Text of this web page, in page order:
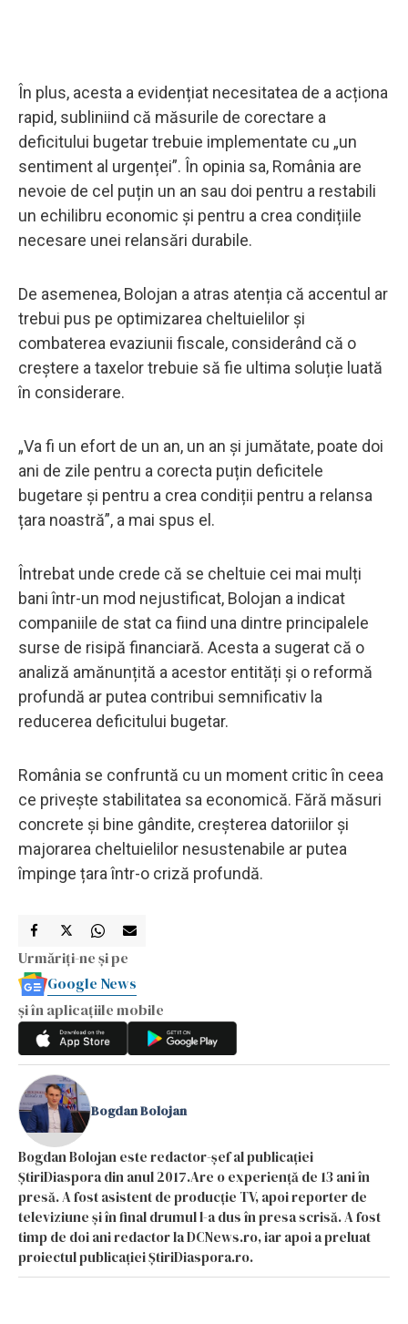
În plus, acesta a evidențiat necesitatea de a acționa
rapid, subliniind că măsurile de corectare a
deficitului bugetar trebuie implementate cu „un
sentiment al urgenței”. În opinia sa, România are
nevoie de cel puțin un an sau doi pentru a restabili
un echilibru economic și pentru a crea condițiile
necesare unei relansări durabile.
De asemenea, Bolojan a atras atenția că accentul ar
trebui pus pe optimizarea cheltuielilor și
combaterea evaziunii fiscale, considerând că o
creștere a taxelor trebuie să fie ultima soluție luată
în considerare.
„Va fi un efort de un an, un an și jumătate, poate doi
ani de zile pentru a corecta puțin deficitele
bugetare și pentru a crea condiții pentru a relansa
țara noastră”, a mai spus el.
Întrebat unde crede că se cheltuie cei mai mulți
bani într-un mod nejustificat, Bolojan a indicat
companiile de stat ca fiind una dintre principalele
surse de risipă financiară. Acesta a sugerat că o
analiză amănunțită a acestor entități și o reformă
profundă ar putea contribui semnificativ la
reducerea deficitului bugetar.
România se confruntă cu un moment critic în ceea
ce privește stabilitatea sa economică. Fără măsuri
concrete și bine gândite, creșterea datoriilor și
majorarea cheltuielilor nesustenabile ar putea
împinge țara într-o criză profundă.
Urmăriți-ne și pe
Google News
și în aplicațiile mobile
Bogdan Bolojan
Bogdan Bolojan este redactor-șef al publicației
ȘtiriDiaspora din anul 2017.Are o experiență de 13 ani în
presă. A fost asistent de producție TV, apoi reporter de
televiziune și în final drumul l-a dus în presa scrisă. A fost
timp de doi ani redactor la DCNews.ro, iar apoi a preluat
proiectul publicației ȘtiriDiaspora.ro.